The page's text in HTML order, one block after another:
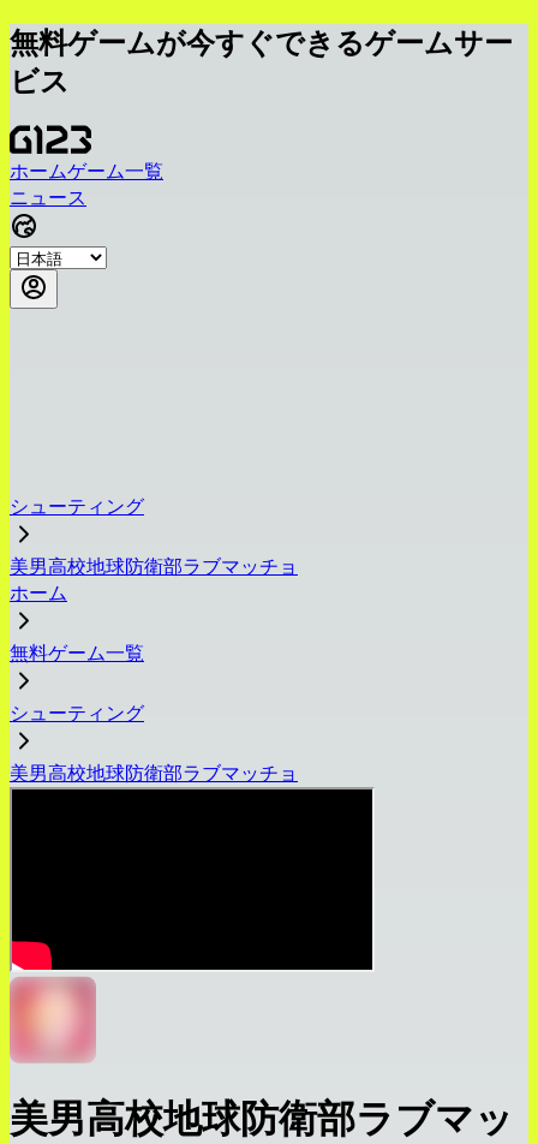
無料ゲームが今すぐできるゲームサー
ビス
ホームゲーム一覧
ニュース
シューティング
美男高校地球防衛部ラブマッチョ
ホーム
無料ゲーム一覧
シューティング
美男高校地球防衛部ラブマッチョ
美男高校地球防衛部ラブマッ